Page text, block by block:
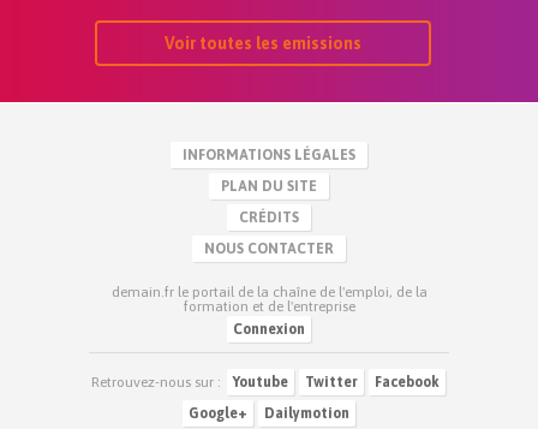
Voir toutes les emissions
INFORMATIONS LÉGALES
PLAN DU SITE
CRÉDITS
NOUS CONTACTER
demain.fr le portail de la chaîne de l'emploi, de la
formation et de l'entreprise
Connexion
Retrouvez-nous sur : Youtube Twitter
Facebook
Google+
Dailymotion